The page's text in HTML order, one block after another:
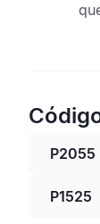
P2055
P1525